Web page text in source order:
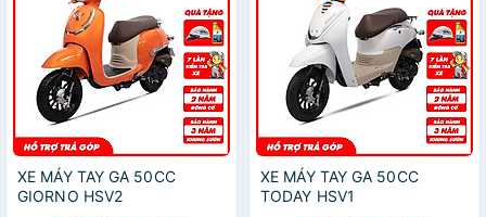
XE MÁY TAY GA 50CC
GIORNO HSV2
XE MÁY TAY GA 50CC
TODAY HSV1